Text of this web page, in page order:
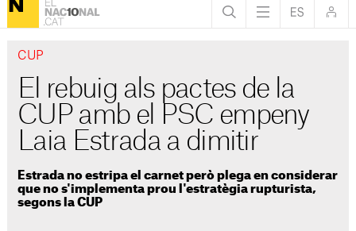
CUP
El rebuig als pactes de la
CUP amb el PSC empeny
Laia Estrada a dimitir
Estrada no estripa el carnet però plega en considerar
que no s'implementa prou l'estratègia rupturista,
segons la CUP